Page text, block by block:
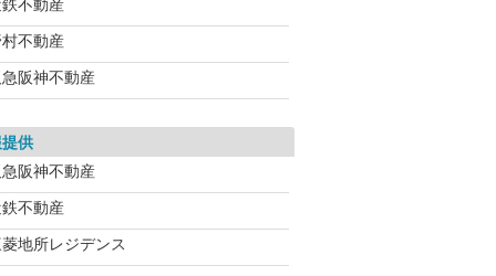
不動産
不動産
阪神不動産
供
阪神不動産
不動産
地所レジデンス